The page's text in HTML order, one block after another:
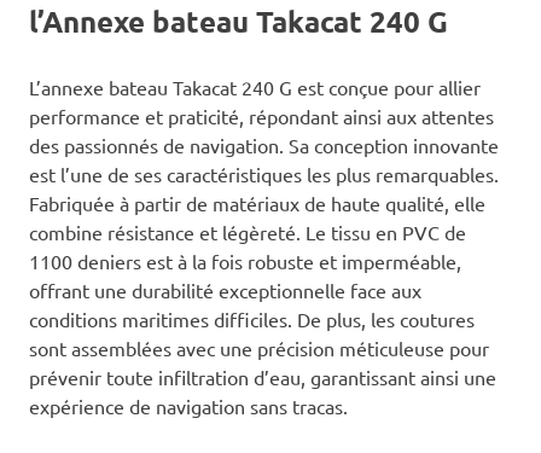
l’Annexe bateau Takacat 240 G
L’annexe bateau Takacat 240 G est conçue pour allier
performance et praticité, répondant ainsi aux attentes
des passionnés de navigation. Sa conception innovante
est l’une de ses caractéristiques les plus remarquables.
Fabriquée à partir de matériaux de haute qualité, elle
combine résistance et légèreté. Le tissu en PVC de
1100 deniers est à la fois robuste et imperméable,
offrant une durabilité exceptionnelle face aux
conditions maritimes difficiles. De plus, les coutures
sont assemblées avec une précision méticuleuse pour
prévenir toute infiltration d’eau, garantissant ainsi une
expérience de navigation sans tracas.